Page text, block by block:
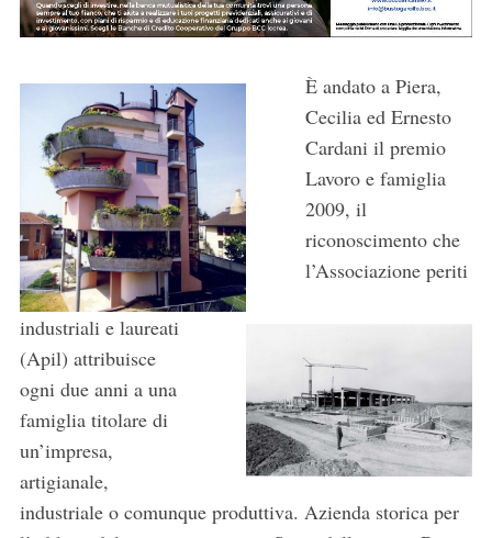
È andato a Piera,
Cecilia ed Ernesto
Cardani il premio
Lavoro e famiglia
2009, il
riconoscimento che
l’Associazione periti
industriali e laureati
(Apil) attribuisce
ogni due anni a una
famiglia titolare di
un’impresa,
artigianale,
industriale o comunque produttiva. Azienda storica per